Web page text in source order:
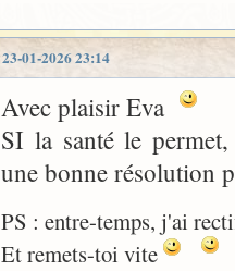
23-01-2026 23:14
Avec plaisir Eva
SI la santé le
une bonne
PS : entre-temps, j'ai
Et remets-toi vite